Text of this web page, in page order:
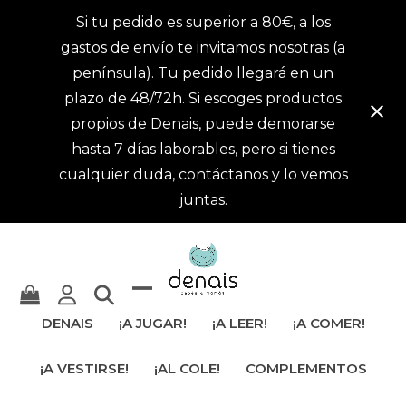
Si tu pedido es superior a 80€, a los
gastos de envío te invitamos nosotras (a
península). Tu pedido llegará en un
plazo de 48/72h. Si escoges productos
propios de Denais, puede demorarse
hasta 7 días laborables, pero si tienes
cualquier duda, contáctanos y lo vemos
juntas.
ocultar
móvil
DENAIS ¡A JUGAR! ¡A LEER! ¡A COMER!
¡A VESTIRSE! ¡AL COLE! COMPLEMENTOS